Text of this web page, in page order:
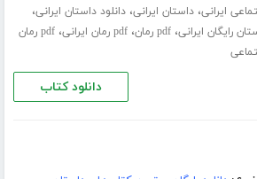
ایرانی،داستان ایرانی،دانلود داستان ایرانی،
رایگان ایرانی،pdf رمان ،pdf رمان ایرانی ،
pdf رمان
دانلود کتاب